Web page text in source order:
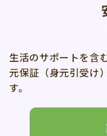
生活のサポートを含
元保証（身元引受け
す。